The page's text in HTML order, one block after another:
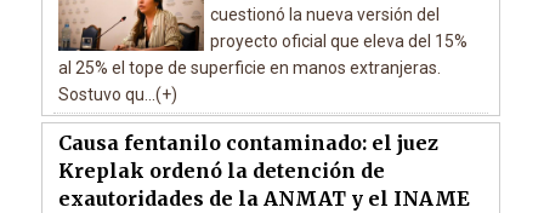
cuestionó la nueva versión del
proyecto oficial que eleva del 15%
al 25% el tope de superficie en manos extranjeras.
Sostuvo qu...(+)
Causa fentanilo contaminado: el juez
Kreplak ordenó la detención de
exautoridades de la ANMAT y el INAME